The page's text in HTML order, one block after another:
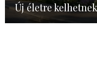
Új életre